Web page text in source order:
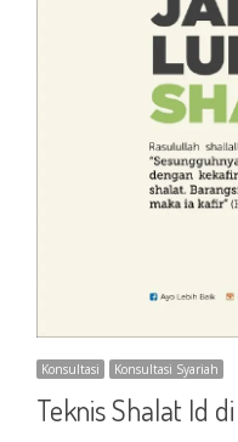
Konsultasi Konsultasi Syariah
Teknis Shalat Id